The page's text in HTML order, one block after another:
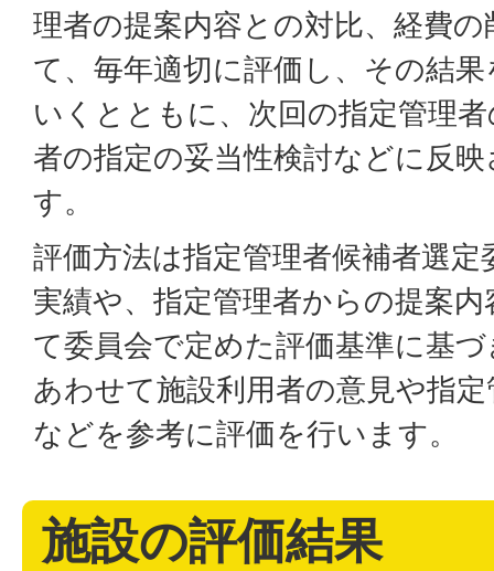
理者の提案内容との対比、経費
て、毎年適切に評価し、その結
いくとともに、次回の指定管理
者の指定の妥当性検討などに反
す。
評価方法は指定管理者候補者選
実績や、指定管理者からの提案
て委員会で定めた評価基準に基
あわせて施設利用者の意見や指
などを参考に評価を行います。
施設の評価結果